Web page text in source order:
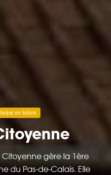
en toiture
gère la 1ère
du Pas-de-Calais. Elle